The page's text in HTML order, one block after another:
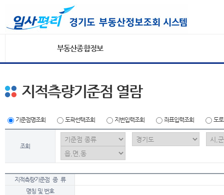
부동산종합정보
지적측량기준점 열람
기준점명조회 도곽선택조회 지번입력조회 좌표입력조회 도
조회
지적측량기준점 종 류
명칭 및 번호